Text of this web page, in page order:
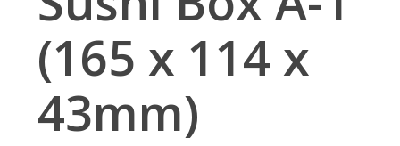
(165 x 114 x
43mm)